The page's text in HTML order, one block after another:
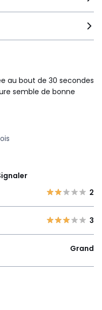
au bout de 30 secondes
semble de bonne
2
3
Grand